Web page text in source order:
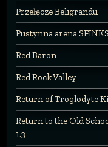
Przełęcze Beligrandu
Pustynna arena
Red Baron
Red Rock Valley
Return of Troglodyte
Return to the Old
1.3